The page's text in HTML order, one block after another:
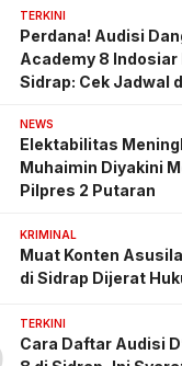
TERKINI
Perdana! Audisi
Academy 8 Indosiar
Sidrap: Cek Jadwal
NEWS
Elektabilitas
Muhaimin Diyakini
Pilpres 2 Putaran
KRIMINAL
Muat Konten
di Sidrap Dijerat
TERKINI
Cara Daftar Audisi